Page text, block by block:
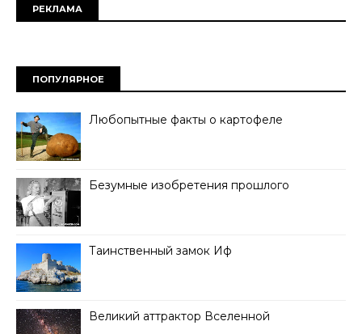
РЕКЛАМА
ПОПУЛЯРНОЕ
Любопытные факты о картофеле
Безумные изобретения прошлого
Таинственный замок Иф
Великий аттрактор Вселенной